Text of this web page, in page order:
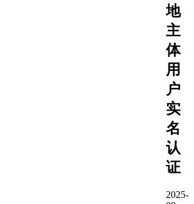
地
主
体
用
户
实
名
认
证
2025-